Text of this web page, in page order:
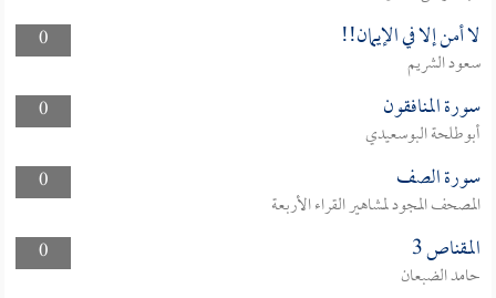
0
لا أمن إلا في الإيمان!!
سعود الشريم
0
سورة المنافقون
أبوطلحة البوسعيدي
0
سورة الصف
المصحف المجود لمشاهير القراء الأربعة
0
المقناص 3
حامد الضبعان